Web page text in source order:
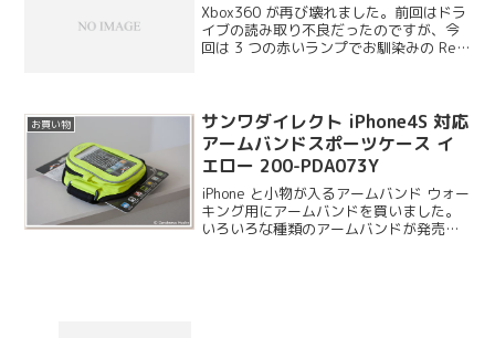
Xbox360 が再び壊れました。前回はドラ
イブの読み取り不良だったのですが、今
回は 3 つの赤いランプでお馴染みの Red
お買い物
サンワダイレクト iPhone4S 対応
アームバンドスポーツケース イ
エロー 200-PDA073Y
iPhone と小物が入るアームバンド ウォー
キング用にアームバンドを買いました。
いろいろな種類のアームバンドが発売さ